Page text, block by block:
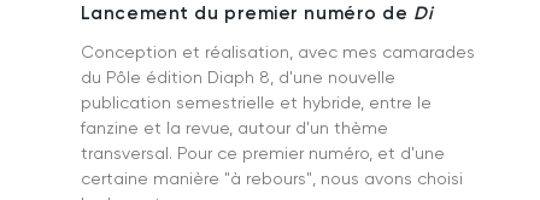
Lancement du premier numéro de Di
Conception et réalisation, avec mes camarades
du Pôle édition Diaph 8, d'une nouvelle
publication semestrielle et hybride, entre le
fanzine et la revue, autour d'un thème
transversal. Pour ce premier numéro, et d'une
certaine manière "à rebours", nous avons choisi